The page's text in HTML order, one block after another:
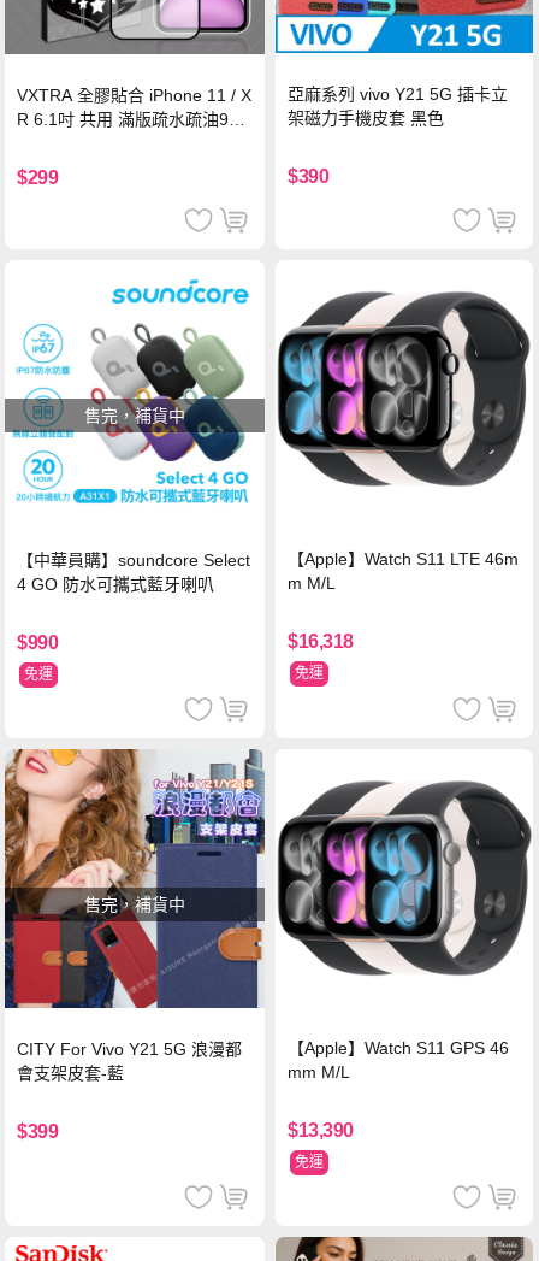
VXTRA 全膠貼合 iPhone 11 / X
R 6.1吋 共用 滿版疏水疏油9H
$299
亞麻系列 vivo Y21 5G 插卡立
架磁力手機皮套 黑色
$390
售完，補貨中
【中華員購】soundcore Select
4 GO 防水可攜式藍牙喇叭
$990
免運
【Apple】Watch S11 LTE 46m
m M/L
$16,318
免運
售完，補貨中
CITY For Vivo Y21 5G 浪漫都
會支架皮套-藍
$399
【Apple】Watch S11 GPS 46
mm M/L
$13,390
免運